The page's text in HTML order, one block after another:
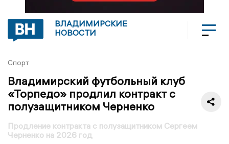
ВЛАДИМИРСКИЕ
НОВОСТИ
Спорт
Владимирский футбольный клуб
«Торпедо» продлил контракт с
полузащитником Черненко
Продление контракта с полузащитником Сергеем
Черненко на 2026 год